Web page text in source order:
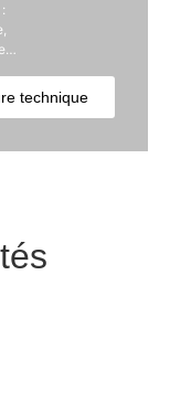
technique